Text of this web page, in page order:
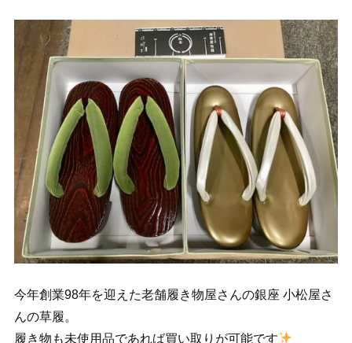
今年創業98年を迎えた老舗履き物屋さんの銀座 小松屋さ
んの草履。
履き物も未使用品であれば買い取りが可能です